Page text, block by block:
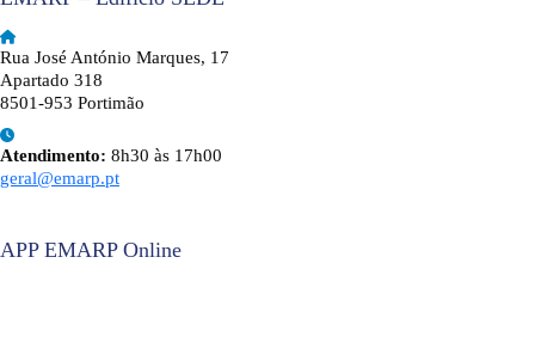
Rua José António Marques, 17
Apartado 318
8501-953 Portimão
Atendimento: 8h30 às 17h00
geral@emarp.pt
APP EMARP Online